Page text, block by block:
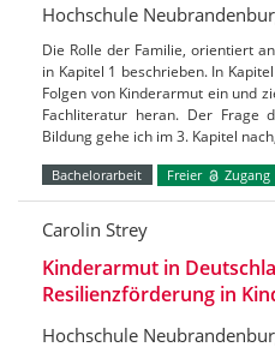
Hochschule
Die Rolle der Familie, orientiert
in Kapitel 1 beschrieben. In
Folgen von Kinderarmut ein und
Fachliteratur heran. Der Frage
Bildung gehe ich im 3. Kapitel
Bachelorarbeit Freier Zugang
Carolin Strey
Kinderarmut in
Resilienzförderung in
Hochschule